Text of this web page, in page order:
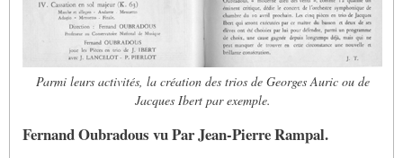
Parmi leurs activités, la création des trios de Georges Auric ou de
Jacques Ibert par exemple.
Fernand Oubradous vu Par Jean-Pierre Rampal.